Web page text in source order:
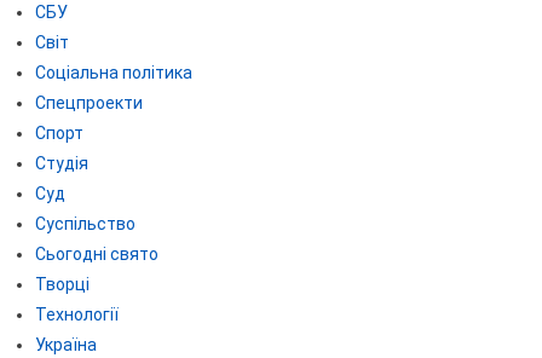
СБУ
Світ
Соціальна політика
Спецпроекти
Спорт
Студія
Суд
Суспільство
Сьогодні свято
Творці
Технології
Україна